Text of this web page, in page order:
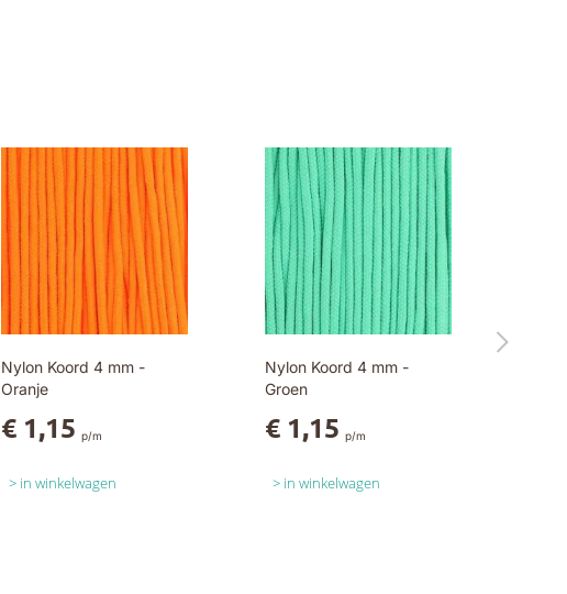
Nylon Koord 4 mm -
Oranje
€ 1,15 p/m
in winkelwagen
Nylon Koord 4 mm -
Groen
€ 1,15 p/m
in winkelwagen